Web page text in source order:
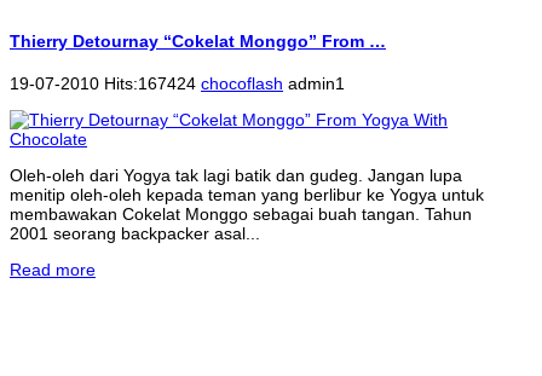
Thierry Detournay “Cokelat Monggo” From …
19-07-2010 Hits:167424 chocoflash admin1
Oleh-oleh dari Yogya tak lagi batik dan gudeg. Jangan lupa
menitip oleh-oleh kepada teman yang berlibur ke Yogya untuk
membawakan Cokelat Monggo sebagai buah tangan. Tahun
2001 seorang backpacker asal...
Read more